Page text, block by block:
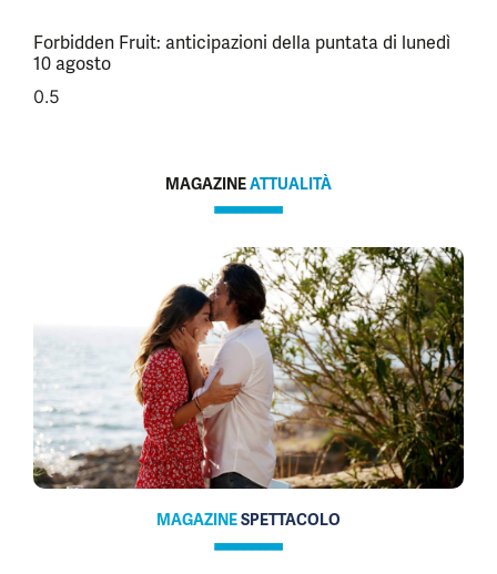
Forbidden Fruit: anticipazioni della puntata di lunedì
10 agosto
MAGAZINEATTUALITÀ
MAGAZINESPETTACOLO